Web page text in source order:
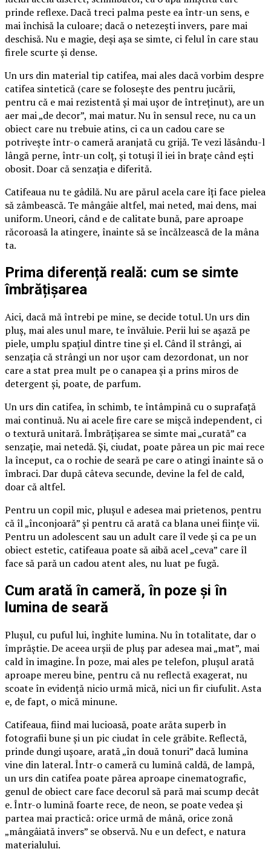
prinde reflexe. Dacă treci palma peste ea într-un sens, e
mai închisă la culoare; dacă o netezești invers, pare mai
deschisă. Nu e magie, deși așa se simte, ci felul în care stau
firele scurte și dense.
Un urs din material tip catifea, mai ales dacă vorbim despre
catifea sintetică (care se folosește des pentru jucării,
pentru că e mai rezistentă și mai ușor de întreținut), are un
aer mai „de decor”, mai matur. Nu în sensul rece, nu ca un
obiect care nu trebuie atins, ci ca un cadou care se
potrivește într-o cameră aranjată cu grijă. Te vezi lăsându-l
lângă perne, într-un colț, și totuși îl iei în brațe când ești
obosit. Doar că senzația e diferită.
Catifeaua nu te gâdilă. Nu are părul acela care îți face pielea
să zâmbească. Te mângâie altfel, mai neted, mai dens, mai
uniform. Uneori, când e de calitate bună, pare aproape
răcoroasă la atingere, înainte să se încălzească de la mâna
ta.
Prima diferență reală: cum se simte
îmbrățișarea
Aici, dacă mă întrebi pe mine, se decide totul. Un urs din
pluș, mai ales unul mare, te învăluie. Perii lui se așază pe
piele, umplu spațiul dintre tine și el. Când îl strângi, ai
senzația că strângi un nor ușor cam dezordonat, un nor
care a stat prea mult pe o canapea și a prins miros de
detergent și, poate, de parfum.
Un urs din catifea, în schimb, te întâmpină cu o suprafață
mai continuă. Nu ai acele fire care se mișcă independent, ci
o textură unitară. Îmbrățișarea se simte mai „curată” ca
senzație, mai netedă. Și, ciudat, poate părea un pic mai rece
la început, ca o rochie de seară pe care o atingi înainte să o
îmbraci. Dar după câteva secunde, devine la fel de cald,
doar că altfel.
Pentru un copil mic, plușul e adesea mai prietenos, pentru
că îl „înconjoară” și pentru că arată ca blana unei ființe vii.
Pentru un adolescent sau un adult care îl vede și ca pe un
obiect estetic, catifeaua poate să aibă acel „ceva” care îl
face să pară un cadou atent ales, nu luat pe fugă.
Cum arată în cameră, în poze și în
lumina de seară
Plușul, cu puful lui, înghite lumina. Nu în totalitate, dar o
împrăștie. De aceea urșii de pluș par adesea mai „mat”, mai
cald în imagine. În poze, mai ales pe telefon, plușul arată
aproape mereu bine, pentru că nu reflectă exagerat, nu
scoate în evidență nicio urmă mică, nici un fir ciufulit. Asta
e, de fapt, o mică minune.
Catifeaua, fiind mai lucioasă, poate arăta superb în
fotografii bune și un pic ciudat în cele grăbite. Reflectă,
prinde dungi ușoare, arată „în două tonuri” dacă lumina
vine din lateral. Într-o cameră cu lumină caldă, de lampă,
un urs din catifea poate părea aproape cinematografic,
genul de obiect care face decorul să pară mai scump decât
e. Într-o lumină foarte rece, de neon, se poate vedea și
partea mai practică: orice urmă de mână, orice zonă
„mângâiată invers” se observă. Nu e un defect, e natura
materialului.